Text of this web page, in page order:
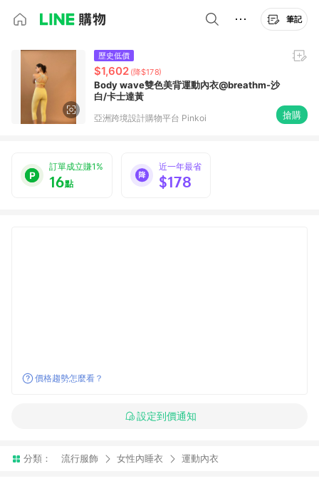
筆記
歷史低價
$1,602 (降$178)
Body wave雙色美背運動內衣@breathm-沙
白/卡士達黃
亞洲跨境設計購物平台 Pinkoi 搶購
訂單成立賺1%
16點
近一年最省
$178
價格趨勢怎麼看？
設定到價通知
分類： 流行服飾 女性內睡衣 運動內衣